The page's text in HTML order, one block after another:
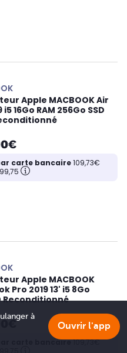
Apple MACBOOK Air
i5 16Go RAM 256Go SSD
carte bancaire109,73€
Apple MACBOOK
Pro 2019 13' i5 8Go
Reconditionné
carte bancaire109,73€
à
Ouvrir l'app